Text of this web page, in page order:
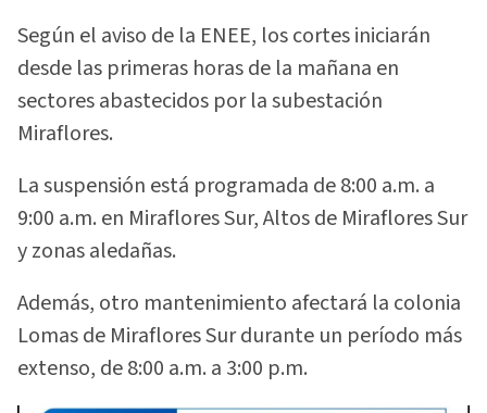
Según el aviso de la ENEE, los cortes iniciarán
desde las primeras horas de la mañana en
sectores abastecidos por la subestación
Miraflores.
La suspensión está programada de 8:00 a.m. a
9:00 a.m. en Miraflores Sur, Altos de Miraflores Sur
y zonas aledañas.
Además, otro mantenimiento afectará la colonia
Lomas de Miraflores Sur durante un período más
extenso, de 8:00 a.m. a 3:00 p.m.